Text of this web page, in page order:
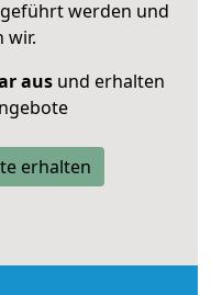
werden und
wir.
ausund erhalten
erhalten